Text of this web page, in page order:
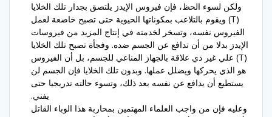
ولكن لسوء الحظ، فإن فيروس الإيدز يلتصق بجدار تلك الخلايا
(T) ويقوم بالتلاعب بمكوناتها الحيوية حتى تصبح خاضعة لعمل
الفيروس نفسه، وتسخر لخدمته في إنتاج المزيد من فيروسات
الإيدز بدلا من أن تدافع عن الجسم ضده. وفجأة تصبح تلك الخلايا
(T) علي غير ذي علاقة بالجهاز المناعي للجسم، بل أن الفيروس
هو الذي يحركها ويضلل عملها. وبدون تلك الخلايا فإن الجسم لن
يستطيع أن يدافع عن نفسه بعد ذلك، وتسوء حالته تدريجيا حتى
يفني.
وعليه فإن من واجب العلماء المهتمين بمحاربة هذا الوباء القاتل